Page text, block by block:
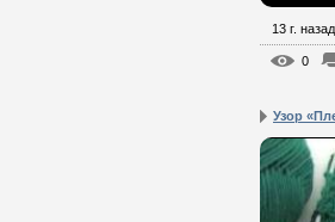
13 г. назад
0
Узор